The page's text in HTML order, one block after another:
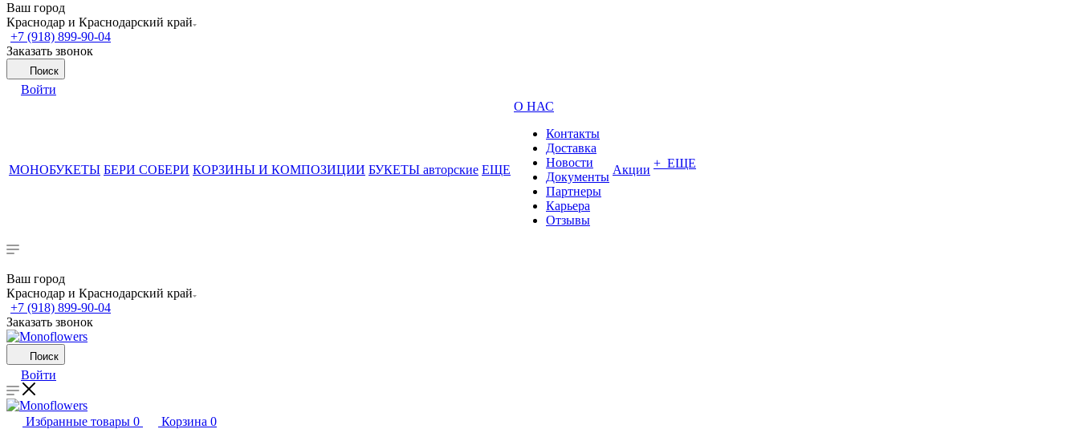
Ваш город
Краснодар и Краснодарский край
+7 (918) 899-90-04
Заказать звонок
Поиск
Войти
МОНОБУКЕТЫ БЕРИ СОБЕРИ КОРЗИНЫ И КОМПОЗИЦИИ БУКЕТЫ авторские ЕЩЕ
О НАС
Контакты
Доставка
Новости
Документы
Партнеры
Карьера
Отзывы
Акции + ЕЩЕ
Ваш город
Краснодар и Краснодарский край
+7 (918) 899-90-04
Заказать звонок
Поиск
Войти
Избранные товары 0 Корзина 0